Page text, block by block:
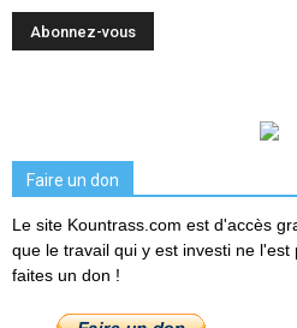
Faire un don
Le site Kountrass.com est d'accès
que le travail qui y est investi ne l'est
faites un don !